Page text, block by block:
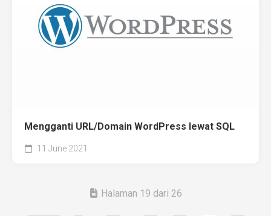
Mengganti URL/Domain WordPress lewat SQL
11 June 2021
Halaman 19 dari 26